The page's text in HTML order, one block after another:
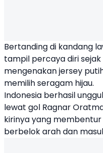
Bertanding di kandang
tampil percaya diri
mengenakan jersey
memilih seragam hijau.
Indonesia berhasil
lewat gol Ragnar
kirinya yang
berbelok arah dan